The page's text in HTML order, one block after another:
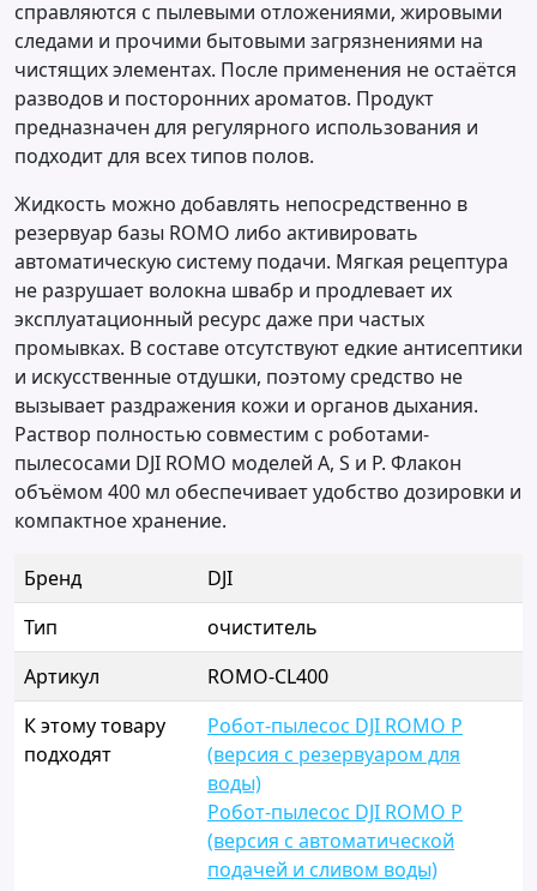
справляются с пылевыми отложениями, жировыми
следами и прочими бытовыми загрязнениями на
чистящих элементах. После применения не остаётся
разводов и посторонних ароматов. Продукт
предназначен для регулярного использования и
подходит для всех типов полов.
Жидкость можно добавлять непосредственно в
резервуар базы ROMO либо активировать
автоматическую систему подачи. Мягкая рецептура
не разрушает волокна швабр и продлевает их
эксплуатационный ресурс даже при частых
промывках. В составе отсутствуют едкие антисептики
и искусственные отдушки, поэтому средство не
вызывает раздражения кожи и органов дыхания.
Раствор полностью совместим с роботами-
пылесосами DJI ROMO моделей A, S и P. Флакон
объёмом 400 мл обеспечивает удобство дозировки и
компактное хранение.
Бренд
DJI
Тип
очиститель
Артикул
ROMO-CL400
К этому товару
подходят
Робот-пылесос DJI ROMO P
(версия с резервуаром для
воды)
Робот-пылесос DJI ROMO P
(версия с автоматической
подачей и сливом воды)